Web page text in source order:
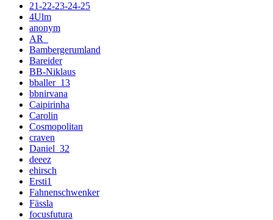
21-22-23-24-25
4Ulm
anonym
AR_
Bambergerumland
Bareider
BB-Niklaus
bballer_13
bbnirvana
Caipirinha
Carolin
Cosmopolitan
craven
Daniel_32
deeez
ehirsch
Ersti1
Fahnenschwenker
Fässla
focusfutura